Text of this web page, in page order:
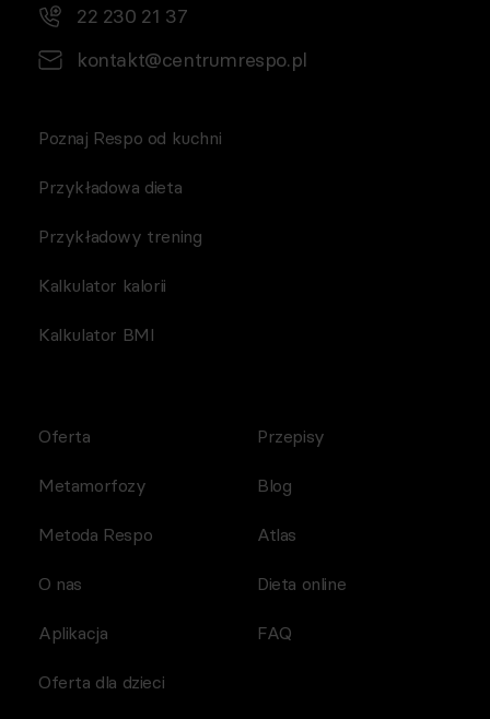
22 230 21 37
kontakt@centrumrespo.pl
Poznaj Respo od kuchni
Przykładowa dieta
Przykładowy trening
Kalkulator kalorii
Kalkulator BMI
Oferta
Metamorfozy
Metoda Respo
O nas
Aplikacja
Przepisy
Blog
Atlas
Dieta online
FAQ
Oferta dla dzieci